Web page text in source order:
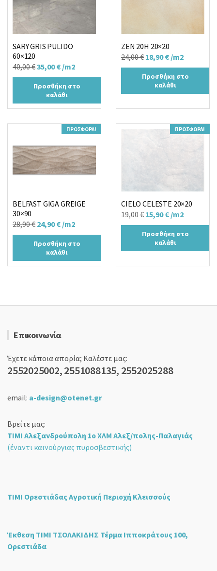
SARY GRIS PULIDO
60×120
40,00€Original
price
was:
40,00 €.
35,00€Η
τρέχουσα
τιμή
είναι:
/m2
Προσθήκη στο
καλάθι
ZEN 20H 20×20
24,00€ Original
price
was:
24,00 €.
18,90€Η
τρέχουσα
τιμή
είναι:
/m2
Προσθήκη στο
καλάθι
ΠΡΟΣΦΟΡΆ!
BELFAST GIGA GREIGE
30×90
28,90€ Original
price
was:
28,90 €.
24,90€Η
τρέχουσα
τιμή
είναι:
/m2
Προσθήκη στο
καλάθι
ΠΡΟΣΦΟΡΆ!
CIELO CELESTE 20×20
19,00€ Original
price
was:
19,00 €.
15,90€Η
τρέχουσα
τιμή
είναι:
/m2
Προσθήκη στο
καλάθι
Επικοινωνία
Έχετε κάποια απορία; Καλέστε μας:
2552025002, 2551088135, 2552025288
email: a-design@otenet.gr
Βρείτε μας:
ΤΙΜΙ Αλεξανδρούπολη 1ο ΧΛΜ Αλεξ/πολης-Παλαγιάς
(έναντι καινούργιας πυροσβεστικής)
ΤΙΜΙ Ορεστιάδας Αγροτική Περιοχή Κλεισσούς
Έκθεση ΤΙΜΙ ΤΣΟΛΑΚΙΔΗΣ Τέρμα Ιπποκράτους 100,
Ορεστιάδα